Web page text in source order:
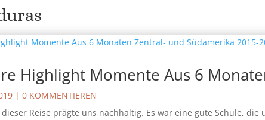
Highlight Momente Aus 6
| 0 KOMMENTIEREN
dieser Reise prägte uns nachhaltig. Es war eine gute Schule,